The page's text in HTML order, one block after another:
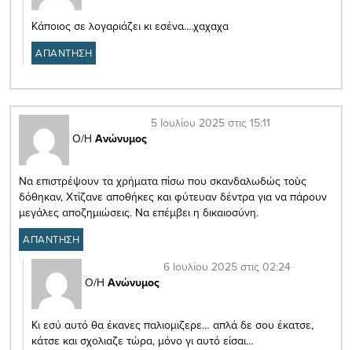
Κάποιος σε λογαριάζει κι εσένα….χαχαχα
ΑΠΑΝΤΗΣΗ
Ο/Η Ανώνυμος
5 Ιουλίου 2025 στις 15:11
Να επιστρέψουν τα χρήματα πίσω που σκανδαλωδώς τοὺς
δόθηκαν, Χτίζανε αποθήκες και φύτευαν δέντρα για να πάρουν
μεγάλες αποζημιώσεις. Να επέμβει η δικαιοσύνη.
ΑΠΑΝΤΗΣΗ
Ο/Η Ανώνυμος
6 Ιουλίου 2025 στις 02:24
Κι εσύ αυτό θα έκανες παλιομιζερε… απλά δε σου έκατσε,
κάτσε και σχολιαζε τώρα, μόνο γι αυτό είσαι…